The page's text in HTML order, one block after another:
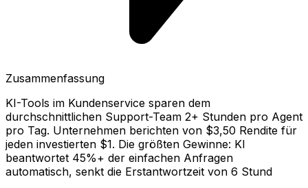
Zusammenfassung
KI-Tools im Kundenservice sparen dem
durchschnittlichen Support-Team 2+ Stunden pro Agent
pro Tag. Unternehmen berichten von $3,50 Rendite für
jeden investierten $1. Die größten Gewinne: KI
beantwortet 45%+ der einfachen Anfragen
automatisch, senkt die Erstantwortzeit von 6 Stund